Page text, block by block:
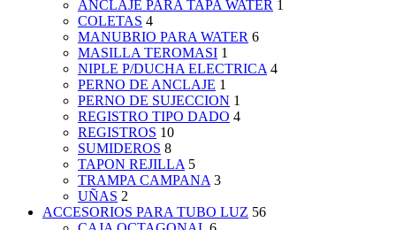
ANCLAJE PARA TAPA WATER 1
COLETAS 4
MANUBRIO PARA WATER 6
MASILLA TEROMASI 1
NIPLE P/DUCHA ELECTRICA 4
PERNO DE ANCLAJE 1
PERNO DE SUJECCION 1
REGISTRO TIPO DADO 4
REGISTROS 10
SUMIDEROS 8
TAPON REJILLA 5
TRAMPA CAMPANA 3
UÑAS 2
ACCESORIOS PARA TUBO LUZ 56